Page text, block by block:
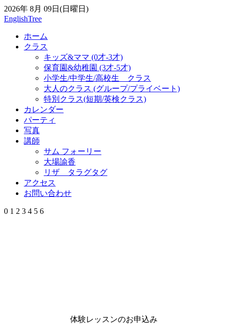
2026年 8月 09日(日曜日)
EnglishTree
ホーム
クラス
キッズ&ママ (0才-3才)
保育園&幼稚園 (3才-5才)
小学生/中学生/高校生 クラス
大人のクラス (グループ/プライベート)
特別クラス(短期/英検クラス)
カレンダー
パーティ
写真
講師
サム フォーリー
大場諭香
リザ タラグタグ
アクセス
お問い合わせ
0 1 2 3 4 5 6
体験レッスンのお申込み